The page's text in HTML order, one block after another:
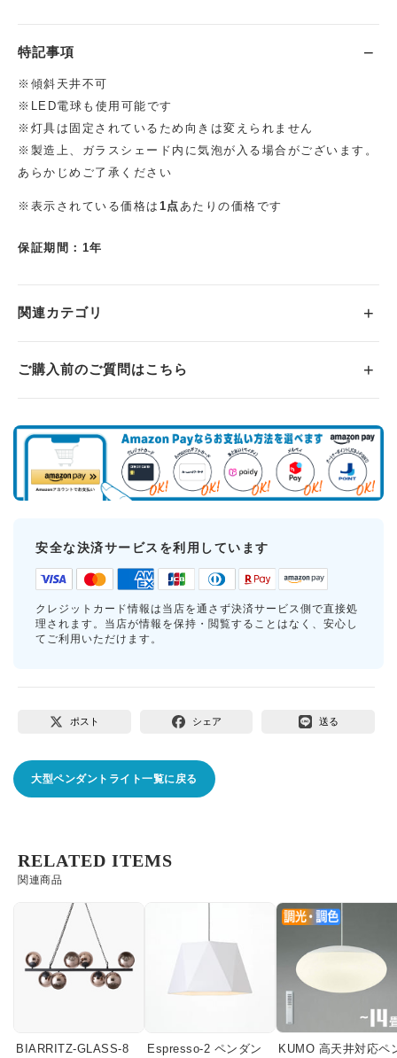
特記事項
※傾斜天井不可
※LED電球も使用可能です
※灯具は固定されているため向きは変えられません
※製造上、ガラスシェード内に気泡が入る場合がございます。
あらかじめご了承ください
※表示されている価格は 1点あたりの価格です
保証期間：1年
関連カテゴリ
ご購入前のご質問はこちら
安全な決済サービスを利用しています
クレジットカード情報は当店を通さず決済サービス側で直接処
理されます。当店が情報を保持・閲覧することはなく、安心し
てご利用いただけます。
ポスト シェア 送る
大型ペンダントライト一覧に戻る
関連商品
RELATED ITEMS
BIARRITZ-GLASS-8
Espresso-2 ペンダン
KUMO 高天井対応ペ